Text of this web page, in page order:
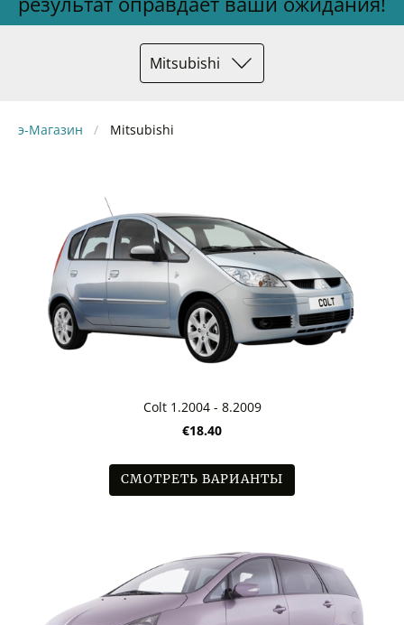
Mitsubishi
э-Магазин Mitsubishi
Colt 1.2004 - 8.2009
€18.40
СМОТРЕТЬ ВАРИАНТЫ